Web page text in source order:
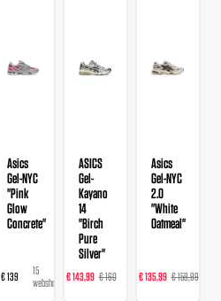
Asics
Gel-NYC
"Pink
Glow
Concrete"
€ 139
15
webshops
ASICS
Gel-
Kayano
14
"Birch
Pure
Silver"
€ 143,99 € 160
webshops
Asics
Gel-NYC
2.0
"White
Oatmeal"
€ 135,99 € 159,99